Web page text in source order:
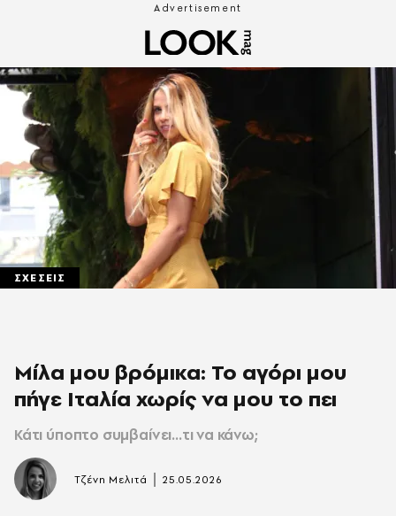
ΣΧΕΣΕΙΣ
Μίλα μου βρόμικα: Το αγόρι μου
πήγε Ιταλία χωρίς να μου το πει
Κάτι ύποπτο συμβαίνει...τι να κάνω;
Τζένη Μελιτά 25.05.2026